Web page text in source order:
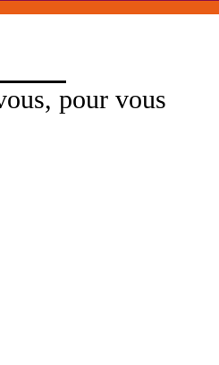
pour vous